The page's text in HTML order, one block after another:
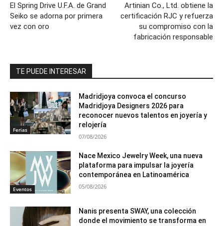
El Spring Drive U.F.A. de Grand
Seiko se adorna por primera
vez con oro
Artinian Co., Ltd. obtiene la
certificación RJC y refuerza
su compromiso con la
fabricación responsable
TE PUEDE INTERESAR
Ferias
Madridjoya convoca el concurso
Madridjoya Designers 2026 para
reconocer nuevos talentos en joyería y
relojería
07/08/2026
Eventos
Nace Mexico Jewelry Week, una nueva
plataforma para impulsar la joyería
contemporánea en Latinoamérica
05/08/2026
Nanis presenta SWAY, una colección
donde el movimiento se transforma en